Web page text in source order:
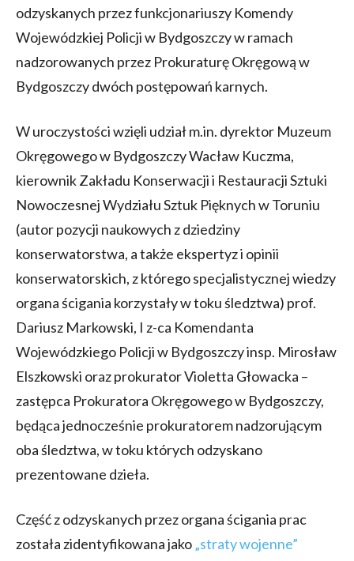
odzyskanych przez funkcjonariuszy Komendy
Wojewódzkiej Policji w Bydgoszczy w ramach
nadzorowanych przez Prokuraturę Okręgową w
Bydgoszczy dwóch postępowań karnych.
W uroczystości wzięli udział m.in. dyrektor Muzeum
Okręgowego w Bydgoszczy Wacław Kuczma,
kierownik Zakładu Konserwacji i Restauracji Sztuki
Nowoczesnej Wydziału Sztuk Pięknych w Toruniu
(autor pozycji naukowych z dziedziny
konserwatorstwa, a także ekspertyz i opinii
konserwatorskich, z którego specjalistycznej wiedzy
organa ścigania korzystały w toku śledztwa) prof.
Dariusz Markowski, I z-ca Komendanta
Wojewódzkiego Policji w Bydgoszczy insp. Mirosław
Elszkowski oraz prokurator Violetta Głowacka –
zastępca Prokuratora Okręgowego w Bydgoszczy,
będąca jednocześnie prokuratorem nadzorującym
oba śledztwa, w toku których odzyskano
prezentowane dzieła.
Część z odzyskanych przez organa ścigania prac
została zidentyfikowana jako„straty wojenne”